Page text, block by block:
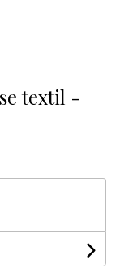
textil -